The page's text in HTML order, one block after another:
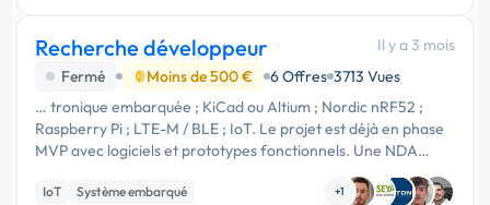
Recherche développeur
Il y a 3 mois
Fermé
Moins de 500 € 6 Offres 3713 Vues
… tronique embarquée ; KiCad ou Altium ; Nordic nRF52 ;
Raspberry Pi ; LTE-M / BLE ; IoT. Le projet est déjà en phase
MVP avec logiciels et prototypes fonctionnels. Une NDA
pourra être signée avant partage des détails techniques
complets.
IoT Système embarqué +1